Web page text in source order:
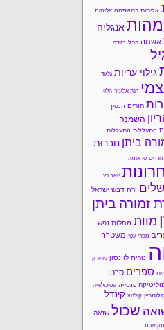
אלימות במשפחה אלימות
אנגליה
אשמה בבל בגידה
גילוי עריות גלעד
דנה אלעזר-הלוי
הורים הנסיך
השמנה
התעללות התעללות
ביתן חברוּת
חרדים טראומה
יואב כץ
ירח דבש ישראל
זמורה ביתן
מוות מחלות נפש
מפרי עטי משטרה
נורית לוינסון ניו יורק
ספרים סרטן
פנטזיה פסיכולוגיה
קולנוע קינדל
שכול שנאה
תקשורת